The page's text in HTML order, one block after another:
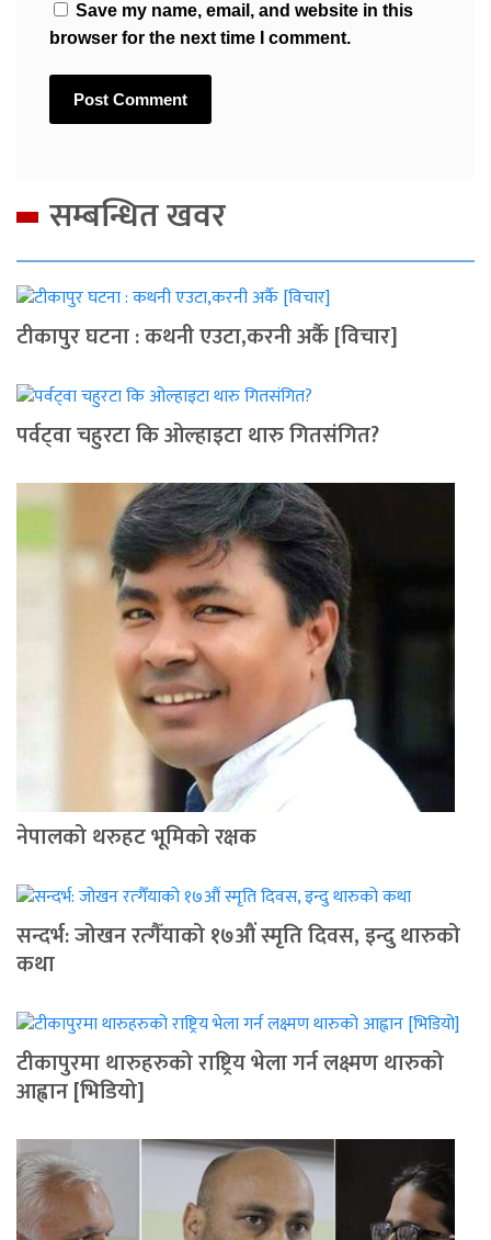
Save my name, email, and website in this
browser for the next time I comment.
सम्बन्धित खवर
टीकापुर घटना : कथनी एउटा,करनी अर्कै [विचार]
पर्वट्‍वा चहुरटा कि ओल्हाइटा थारु गितसंगित?
नेपालको थरुहट भूमिको रक्षक
सन्दर्भ: जोखन रत्गैँयाको १७औं स्मृति दिवस, इन्दु थारुको
कथा
टीकापुरमा थारुहरुको राष्ट्रिय भेला गर्न लक्ष्मण थारुको
आह्वान [भिडियो]